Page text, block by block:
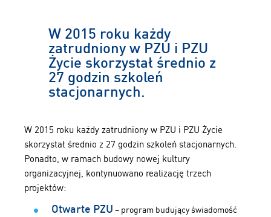
W 2015 roku każdy
zatrudniony w PZU i PZU
Życie skorzystał średnio z
27 godzin szkoleń
stacjonarnych.
W 2015 roku każdy zatrudniony w PZU i PZU Życie
skorzystał średnio z 27 godzin szkoleń stacjonarnych.
Ponadto, w ramach budowy nowej kultury
organizacyjnej, kontynuowano realizację trzech
projektów:
Otwarte PZU – program budujący świadomość